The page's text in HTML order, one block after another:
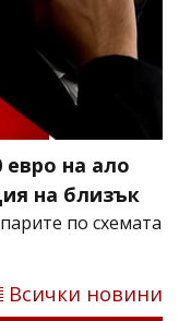
на ало
на близък
по схемата
Всички новини